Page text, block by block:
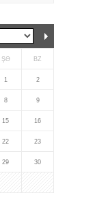
ŞƏ BZ
1 2
8 9
15 16
22 23
29 30